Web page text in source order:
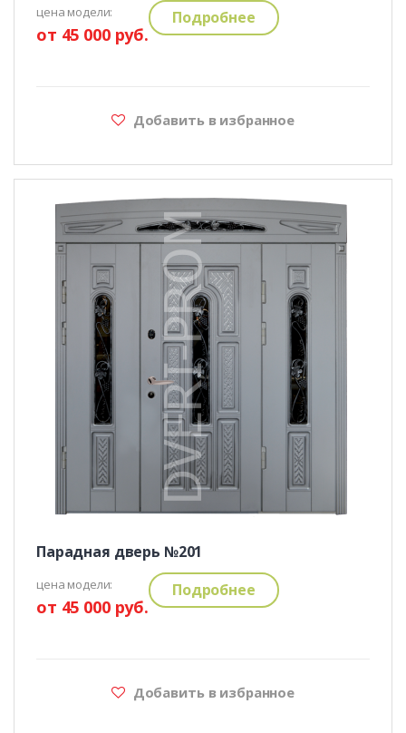
цена модели:
от 45 000 руб.
Подробнее
Добавить в избранное
Парадная дверь №201
цена модели:
от 45 000 руб.
Подробнее
Добавить в избранное